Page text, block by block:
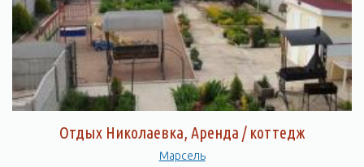
Отдых Николаевка, Аренда / коттедж
Марсель